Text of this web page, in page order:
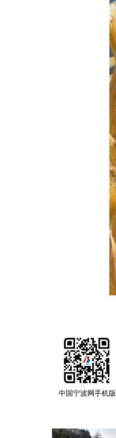
中国宁波网手机版